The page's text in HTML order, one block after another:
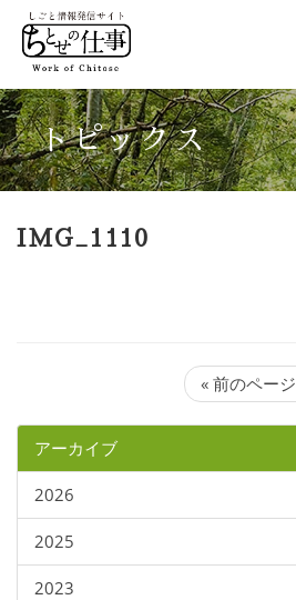
トピックス
IMG_1110
« 前のページ
アーカイブ
2026
2025
2023